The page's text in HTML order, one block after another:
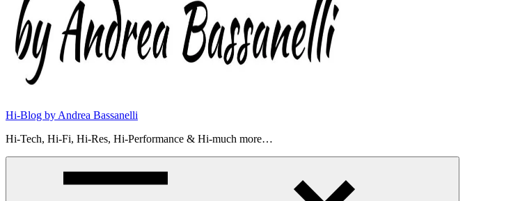
Hi-Blog by Andrea Bassanelli
Hi-Tech, Hi-Fi, Hi-Res, Hi-Performance & Hi-much more…